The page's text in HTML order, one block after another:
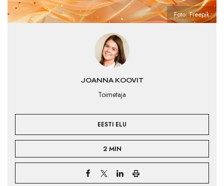
JOANNA KOOVIT
Toimetaja
EESTI ELU
2 MIN
Foto: Freepik